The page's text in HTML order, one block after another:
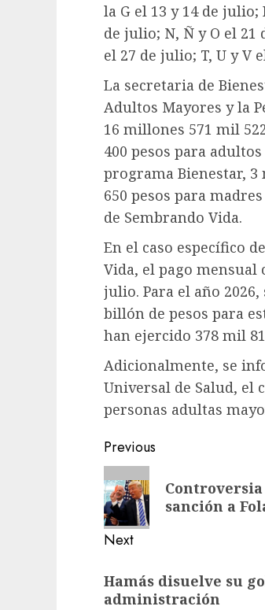
la G el 13 y 14 de julio;
de julio; N, Ñ y O el 21
el 27 de julio; T, U y V
La secretaria de
Adultos Mayores y la
16 millones 571 mil
400 pesos para
programa Bienestar, 3
650 pesos para
de Sembrando Vida.
En el caso específico
Vida, el pago
julio. Para el año
billón de pesos para
han ejercido 378 mil
Adicionalmente, se
Universal de Salud, el
personas adultas
Previous
sanción a
Next
Hamás disuelve su
administración